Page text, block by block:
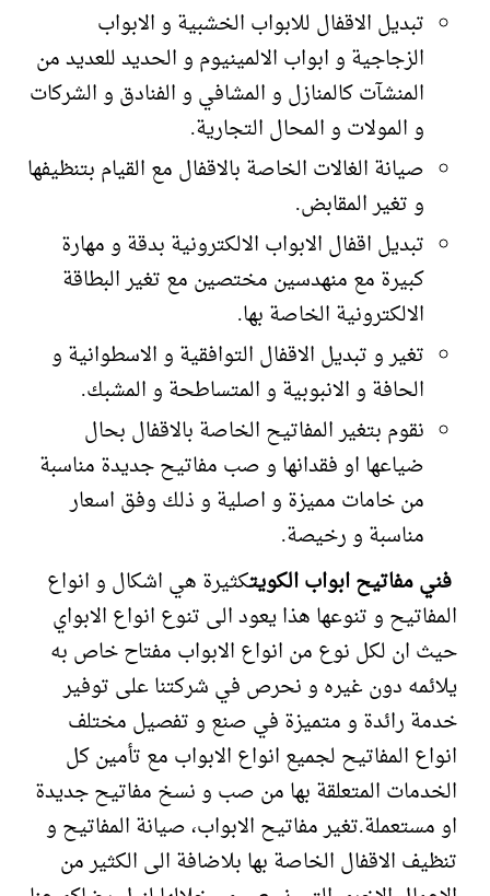
تبديل الاقفال للابواب الخشبية و الابواب
الزجاجية و ابواب الالمينيوم و الحديد للعديد من
المنشآت كالمنازل و المشافي و الفنادق و الشركات
و المولات و المحال التجارية.
صيانة الغالات الخاصة بالاقفال مع القيام بتنظيفها
و تغير المقابض.
تبديل اقفال الابواب الالكترونية بدقة و مهارة
كبيرة مع منهدسين مختصين مع تغير البطاقة
الالكترونية الخاصة بها.
تغير و تبديل الاقفال التوافقية و الاسطوانية و
الحافة و الانبوبية و المتساطحة و المشبك.
نقوم بتغير المفاتيح الخاصة بالاقفال بحال
ضياعها او فقدانها و صب مفاتيح جديدة مناسبة
من خامات مميزة و اصلية و ذلك وفق اسعار
مناسبة و رخيصة.
فني مفاتيح ابواب الكويتكثيرة هي اشكال و انواع
المفاتيح و تنوعها هذا يعود الى تنوع انواع الابواي
حيث ان لكل نوع من انواع الابواب مفتاح خاص به
يلائمه دون غيره و نحرص في شركتنا على توفير
خدمة رائدة و متميزة في صنع و تفصيل مختلف
انواع المفاتيح لجميع انواع الابواب مع تأمين كل
الخدمات المتعلقة بها من صب و نسخ مفاتيح جديدة
او مستعملة.تغير مفاتيح الابواب، صيانة المفاتيح و
تنظيف الاقفال الخاصة بها بلاضافة الى الكثير من